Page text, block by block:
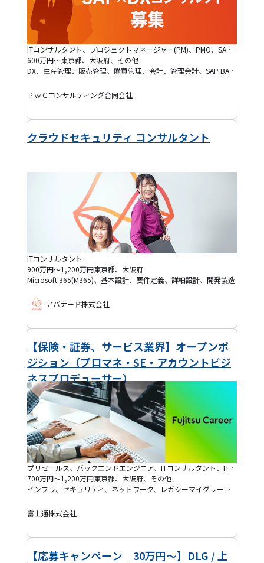
ITコンサルタント、プロジェクトマネージャー(PM)、PMO、SAPコンサルタント
600万円～東京都、大阪府、その他
DX、生産管理、販売管理、購買管理、会計、管理会計、SAP BASIS、SAP S/4HANA、SAP S/4HANA Cloud
ＰｗＣコンサルティング合同会社
クラウドセキュリティ コンサルタント
ITコンサルタント
900万円～1,200万円東京都、大阪府
Microsoft 365(M365)、基本設計、要件定義、詳細設計、開発製造
アバナード株式会社
【保険・証券、サービス業界】オープンポ
ジション（プロマネ・SE・アカウントビジ
ネスプロデューサー）
プリセールス、バックエンドエンジニア、ITコンサルタント、IT製品営業、プログラマー(PG)、プロジェクトマネージャー(PM)、システムエンジニア(SE)、インフラエンジニア、クラウドエンジニア、セキュリティエンジニア、ネットワークエンジニア、ITアーキテクト、プロジェクトリーダー(PL)
700万円～1,200万円東京都、大阪府、その他
インフラ、セキュリティ、ネットワーク、レガシーマイグレーション、パッケージ導入、損保、決済、生保、データベース移行(マイグレーション)、クラウド移行、証券、金融、銀行、DX、統合基幹業務(ERP)、顧客管理(CRM)、会計、管理会計、財務(ファイナンス)、AI、IoT、大規模開発プロジェクト、医療、IaaS、IFRS、PaaS、SaaS
富士通株式会社
【応募キャンペーン｜30万円～】DLG / 上